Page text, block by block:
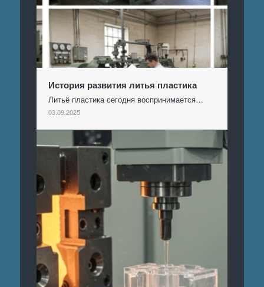
История развития литья пластика
Литьё пластика сегодня воспринимается…
03.09.2025